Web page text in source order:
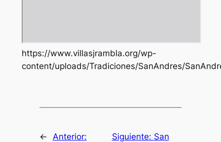
https://www.villasjrambla.org/wp-
content/uploads/Tradiciones/SanAndres/
←
Anterior:
Siguiente: San